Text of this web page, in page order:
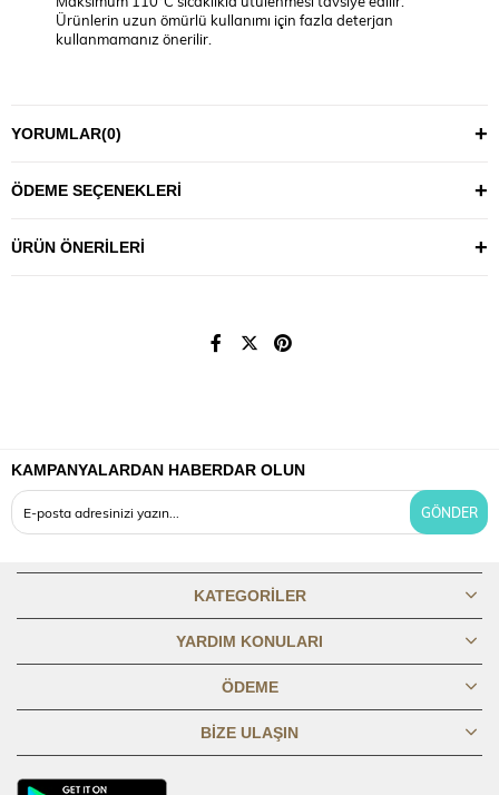
Ürünlerin uzun ömürlü kullanımı için fazla deterjan
kullanmamanız önerilir.
YORUMLAR(0)
ÖDEME SEÇENEKLERI
ÜRÜN ÖNERILERI
KAMPANYALARDAN HABERDAR OLUN
GÖNDER
KATEGORILER
YARDIM KONULARI
ÖDEME
BIZE ULAŞIN